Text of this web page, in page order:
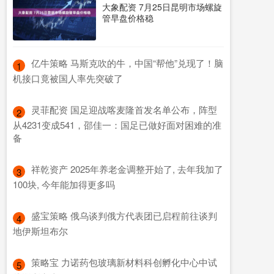
大象配资 7月25日昆明市场螺旋
管早盘价格稳
1
​亿牛策略 马斯克吹的牛，中国“帮他”兑现了！脑
机接口竟被国人率先突破了
2
​灵菲配资 国足迎战喀麦隆首发名单公布，阵型
从4231变成541，邵佳一：国足已做好面对困难的准
备
3
​祥乾资产 2025年养老金调整开始了, 去年我加了
100块, 今年能加得更多吗
4
​盛宝策略 俄乌谈判俄方代表团已启程前往谈判
地伊斯坦布尔
5
​策略宝 力诺药包玻璃新材料科创孵化中心中试